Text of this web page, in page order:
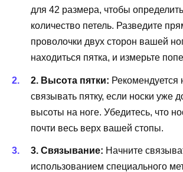
для 42 размера, чтобы
количество петель. Разведите
проволочки двух сторон вашей
находиться пятка, и измерьте
2. Высота пятки: Рекомендуется
связывать пятку, если носки уже
высоты на ноге. Убедитесь, что
почти весь верх вашей стопы.
3. Связывание: Начните
использованием специального